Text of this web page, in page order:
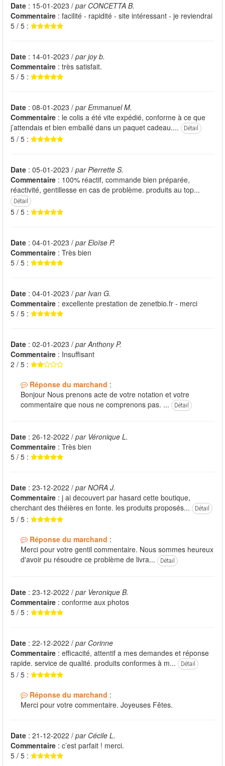
Date : 15-01-2023 / par CONCETTA B.
Commentaire : facilité - rapidité - site intéressant - je reviendrai
5 / 5 :
Date : 14-01-2023 / par joy b.
Commentaire : très satisfait.
5 / 5 :
Date : 08-01-2023 / par Emmanuel M.
Commentaire : le colis a été vite expédié, conforme à ce que
j’attendais et bien emballé dans un paquet cadeau....
Détail
5 / 5 :
Date : 05-01-2023 / par Pierrette S.
Commentaire : 100% réactif, commande bien préparée,
réactivité, gentillesse en cas de problème. produits au top...
Détail
5 / 5 :
Date : 04-01-2023 / par Eloïse P.
Commentaire : Très bien
5 / 5 :
Date : 04-01-2023 / par Ivan G.
Commentaire : excellente prestation de zenetbio.fr - merci
5 / 5 :
Date : 02-01-2023 / par Anthony P.
Commentaire : Insuffisant
2 / 5 :
Réponse du marchand :
Bonjour Nous prenons acte de votre notation et votre
commentaire que nous ne comprenons pas. ...
Détail
Date : 26-12-2022 / par Véronique L.
Commentaire : Très bien
5 / 5 :
Date : 23-12-2022 / par NORA J.
Commentaire : j ai decouvert par hasard cette boutique,
cherchant des théières en fonte. les produits proposés...
Détail
5 / 5 :
Réponse du marchand :
Merci pour votre gentil commentaire. Nous sommes heureux
d'avoir pu résoudre ce problème de livra...
Détail
Date : 23-12-2022 / par Veronique B.
Commentaire : conforme aux photos
5 / 5 :
Date : 22-12-2022 / par Corinne
Commentaire : efficacité, attentif a mes demandes et réponse
rapide. service de qualité. produits conformes à m...
Détail
5 / 5 :
Réponse du marchand :
Merci pour votre commentaire. Joyeuses Fêtes.
Date : 21-12-2022 / par Cécile L.
Commentaire : c’est parfait ! merci.
5 / 5 :